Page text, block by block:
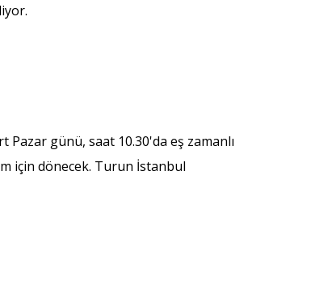
günü, saat 10.30'da eş zamanlı
için dönecek. Turun İstanbul